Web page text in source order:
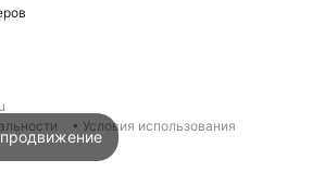
• Условия использования
продвижение